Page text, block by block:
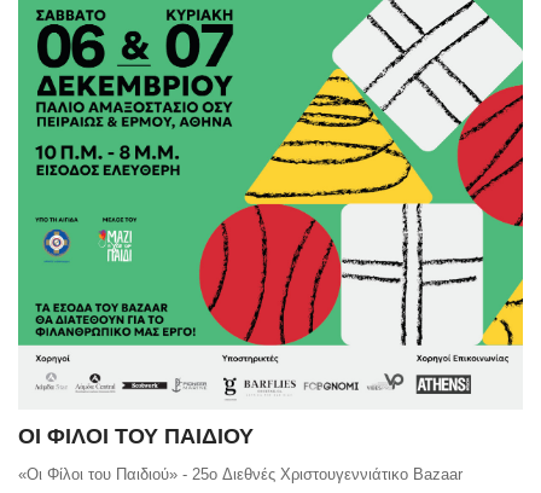
ΟΙ ΦΙΛΟΙ ΤΟΥ ΠΑΙΔΙΟΥ
«Οι Φίλοι του Παιδιού» - 25o Διεθνές Χριστουγεννιάτικο Bazaar